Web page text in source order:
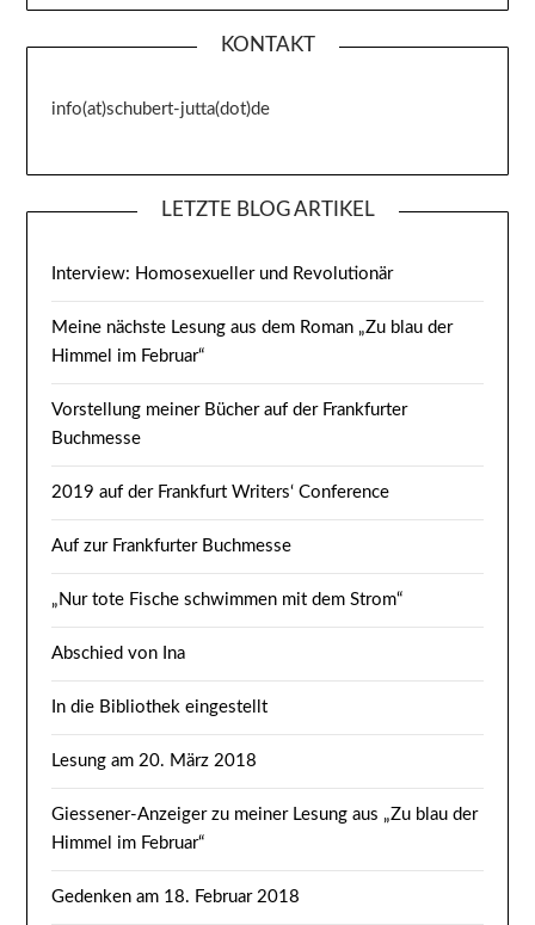
KONTAKT
info(at)schubert-jutta(dot)de
LETZTE BLOG ARTIKEL
Interview: Homosexueller und Revolutionär
Meine nächste Lesung aus dem Roman „Zu blau der
Himmel im Februar“
Vorstellung meiner Bücher auf der Frankfurter
Buchmesse
2019 auf der Frankfurt Writers‘ Conference
Auf zur Frankfurter Buchmesse
„Nur tote Fische schwimmen mit dem Strom“
Abschied von Ina
In die Bibliothek eingestellt
Lesung am 20. März 2018
Giessener-Anzeiger zu meiner Lesung aus „Zu blau der
Himmel im Februar“
Gedenken am 18. Februar 2018